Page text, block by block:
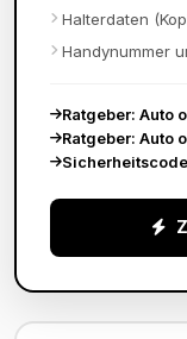
Halterdaten
Handynummer
Ratgeber: Auto
Ratgeber: Auto